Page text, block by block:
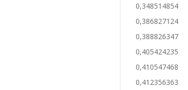
0,348514854
0,386827124
0,388826347
0,405424235
0,410547468
0,412356363